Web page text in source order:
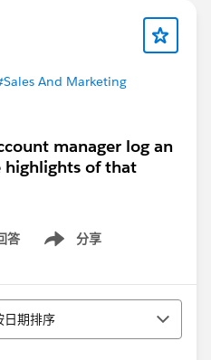
And Marketing
manager log an
of that
答 分享
Show menu
日期排序